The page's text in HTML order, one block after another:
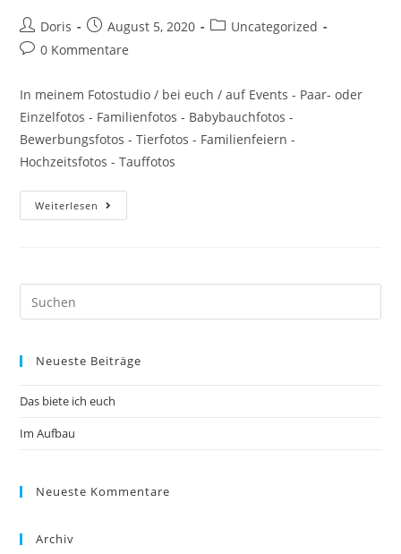
Doris August 5, 2020
Uncategorized
0 Kommentare
In meinem Fotostudio / bei euch / auf Events - Paar- oder
Einzelfotos - Familienfotos - Babybauchfotos -
Bewerbungsfotos - Tierfotos - Familienfeiern -
Hochzeitsfotos - Tauffotos
Weiterlesen
Neueste Beiträge
Das biete ich euch
Im Aufbau
Neueste Kommentare
Archiv